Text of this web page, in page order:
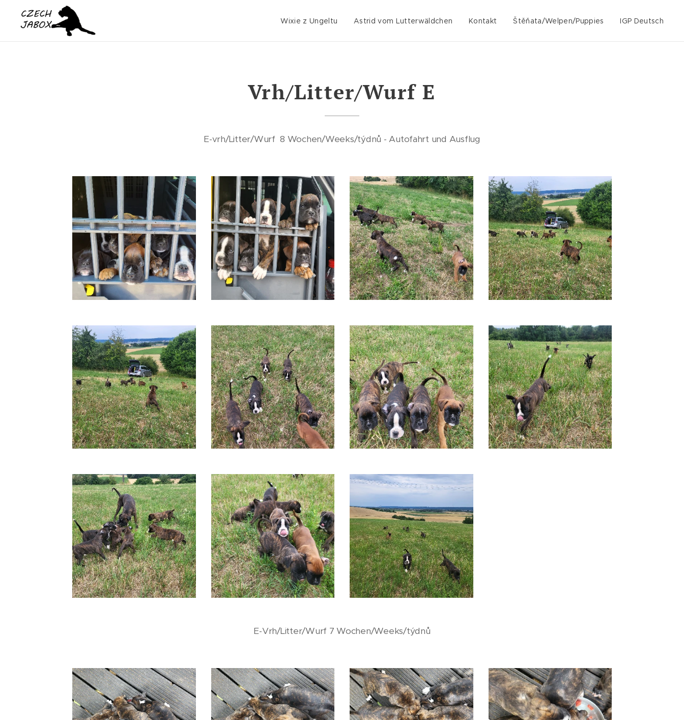
Wixie z Ungeltu Astrid vom Lutterwäldchen Kontakt Štěňata/Welpen/Puppies IGP Deutsch
Vrh/Litter/Wurf E
E-vrh/Litter/Wurf 8 Wochen/Weeks/týdnů - Autofahrt und Ausflug
E-Vrh/Litter/Wurf 7 Wochen/Weeks/týdnů